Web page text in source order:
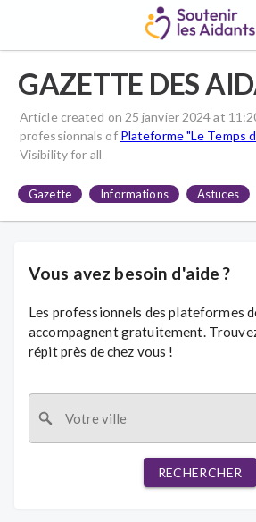
GAZETTE DES
Article created on 25 janvier 2024 at
professionnals of Plateforme "Le Temps
Visibilityfor all
Gazette Informations Astuces
Vous avez besoin d'aide ?
Les professionnels des plateformes
accompagnent gratuitement.
répit près de chez vous !
RECHERCHER